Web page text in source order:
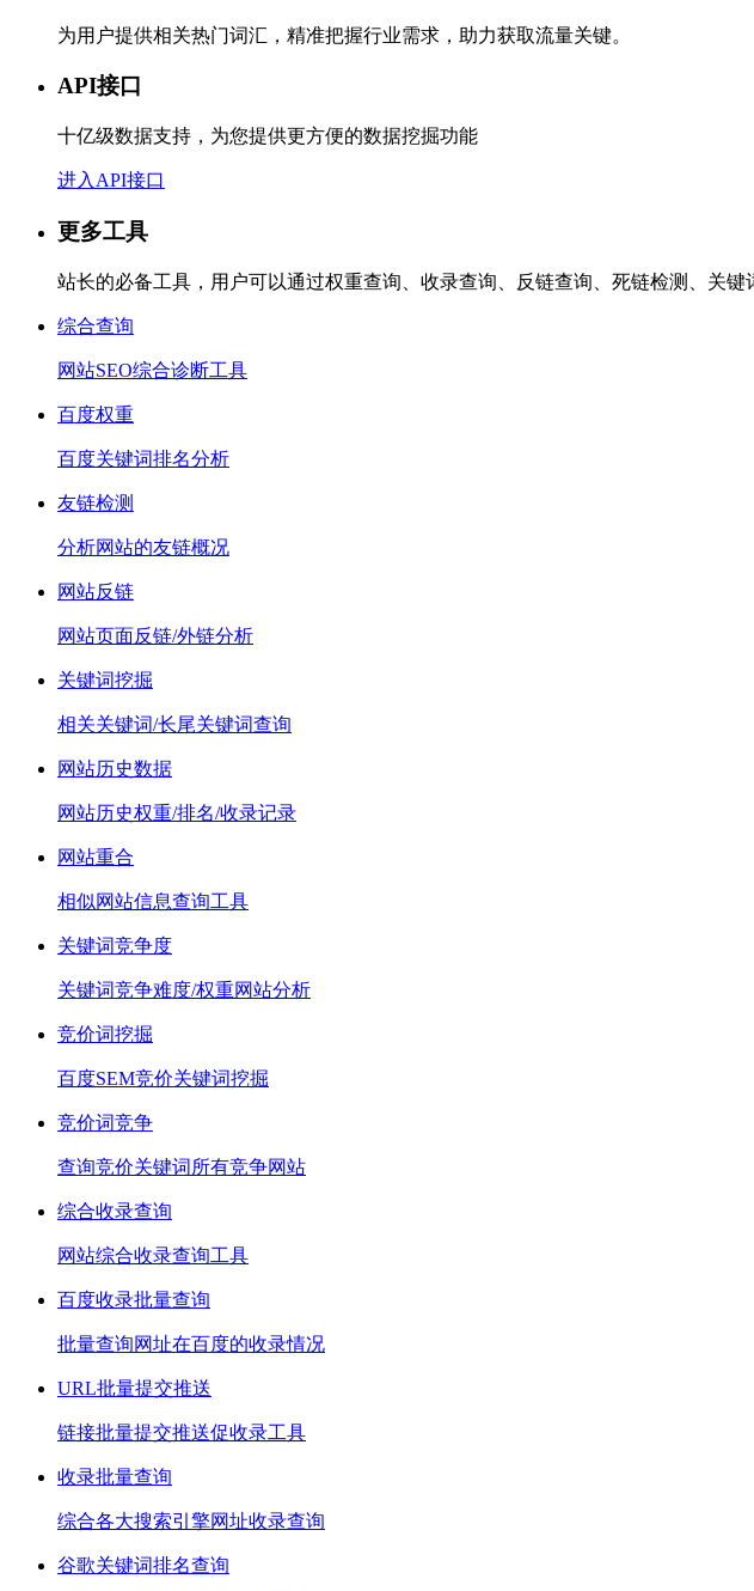
为用户提供相关热门词汇，精准把握行业需求，助力获取流量关键。
API接口
十亿级数据支持，为您提供更方便的数据挖掘功能
进入API接口
更多工具
站长的必备工具，用户可以通过权重查询、收录查询、反链查询、死链检测、关
综合查询
网站SEO综合诊断工具
百度权重
百度关键词排名分析
友链检测
分析网站的友链概况
网站反链
网站页面反链/外链分析
关键词挖掘
相关关键词/长尾关键词查询
网站历史数据
网站历史权重/排名/收录记录
网站重合
相似网站信息查询工具
关键词竞争度
关键词竞争难度/权重网站分析
竞价词挖掘
百度SEM竞价关键词挖掘
竞价词竞争
查询竞价关键词所有竞争网站
综合收录查询
网站综合收录查询工具
百度收录批量查询
批量查询网址在百度的收录情况
URL批量提交推送
链接批量提交推送促收录工具
收录批量查询
综合各大搜索引擎网址收录查询
谷歌关键词排名查询